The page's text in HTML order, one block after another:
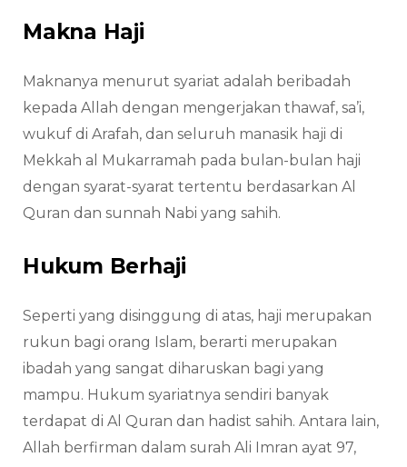
Makna Haji
Maknanya menurut syariat adalah beribadah
kepada Allah dengan mengerjakan thawaf, sa’i,
wukuf di Arafah, dan seluruh manasik haji di
Mekkah al Mukarramah pada bulan-bulan haji
dengan syarat-syarat tertentu berdasarkan Al
Quran dan sunnah Nabi yang sahih.
Hukum Berhaji
Seperti yang disinggung di atas, haji merupakan
rukun bagi orang Islam, berarti merupakan
ibadah yang sangat diharuskan bagi yang
mampu. Hukum syariatnya sendiri banyak
terdapat di Al Quran dan hadist sahih. Antara lain,
Allah berfirman dalam surah Ali Imran ayat 97,